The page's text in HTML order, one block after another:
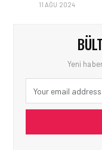
11 AĞU 2024
Yeni